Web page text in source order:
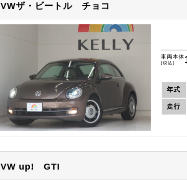
VWザ・ビートル チョコ
車両本体
(税込)
年式
走行
VW up! GTI